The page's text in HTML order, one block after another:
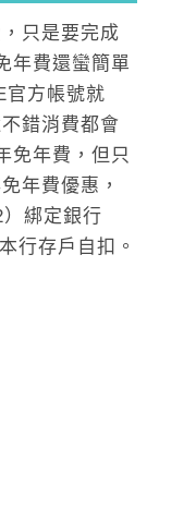
只是要完成
年費還蠻簡單
官方帳號就
錯消費都會
免年費，但只
年費優惠，
）綁定銀行
行存戶自扣。